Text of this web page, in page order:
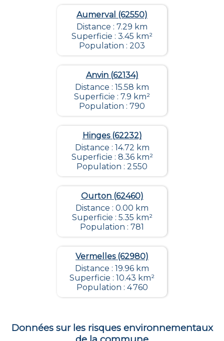
Aumerval (62550)
Distance : 7.29 km
Superficie : 3.45 km²
Population : 203
Anvin (62134)
Distance : 15.58 km
Superficie : 7.9 km²
Population : 790
Hinges (62232)
Distance : 14.72 km
Superficie : 8.36 km²
Population : 2 550
Ourton (62460)
Distance : 0.00 km
Superficie : 5.35 km²
Population : 781
Vermelles (62980)
Distance : 19.96 km
Superficie : 10.43 km²
Population : 4 760
Données sur les risques environnementaux